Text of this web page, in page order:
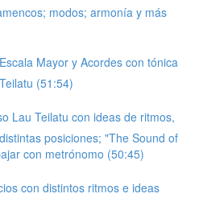
modos; armonía y más
Mayor y Acordes con tónica
(51:54)
Lau Teilatu con ideas de ritmos,
posiciones; "The Sound of
con metrónomo (50:45)
con distintos ritmos e ideas